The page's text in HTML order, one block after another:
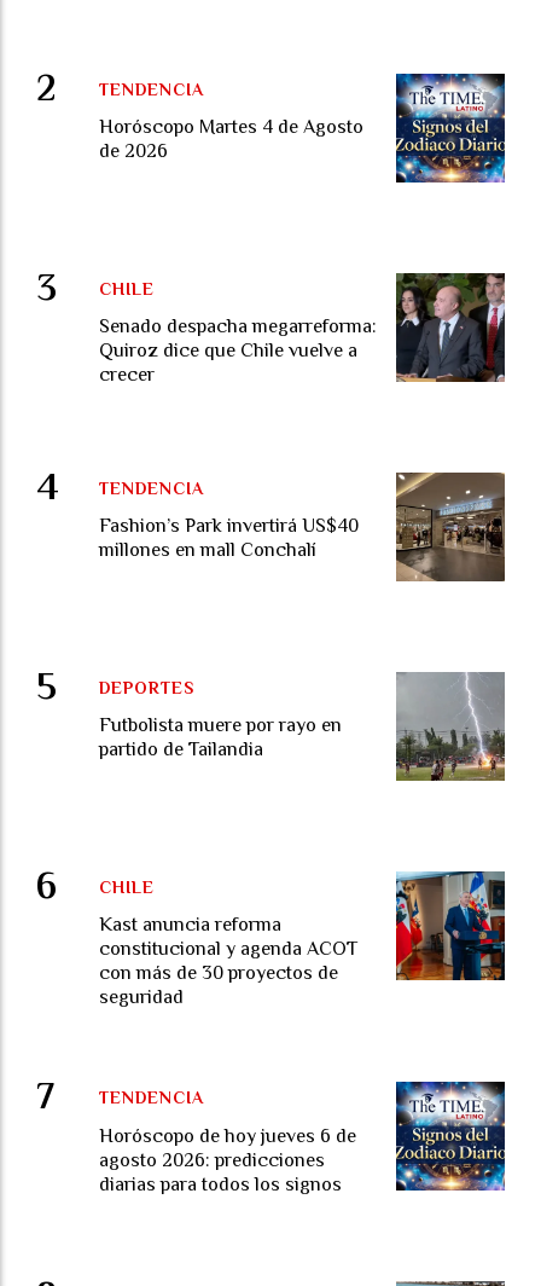
Horóscopo Martes 4 de Agosto
de 2026
TENDENCIA
Senado despacha megarreforma:
Quiroz dice que Chile vuelve a
crecer
CHILE
Fashion’s Park invertirá US$40
millones en mall Conchalí
TENDENCIA
Futbolista muere por rayo en
partido de Tailandia
DEPORTES
Kast anuncia reforma
constitucional y agenda ACOT
con más de 30 proyectos de
seguridad
CHILE
Horóscopo de hoy jueves 6 de
agosto 2026: predicciones
diarias para todos los signos
TENDENCIA